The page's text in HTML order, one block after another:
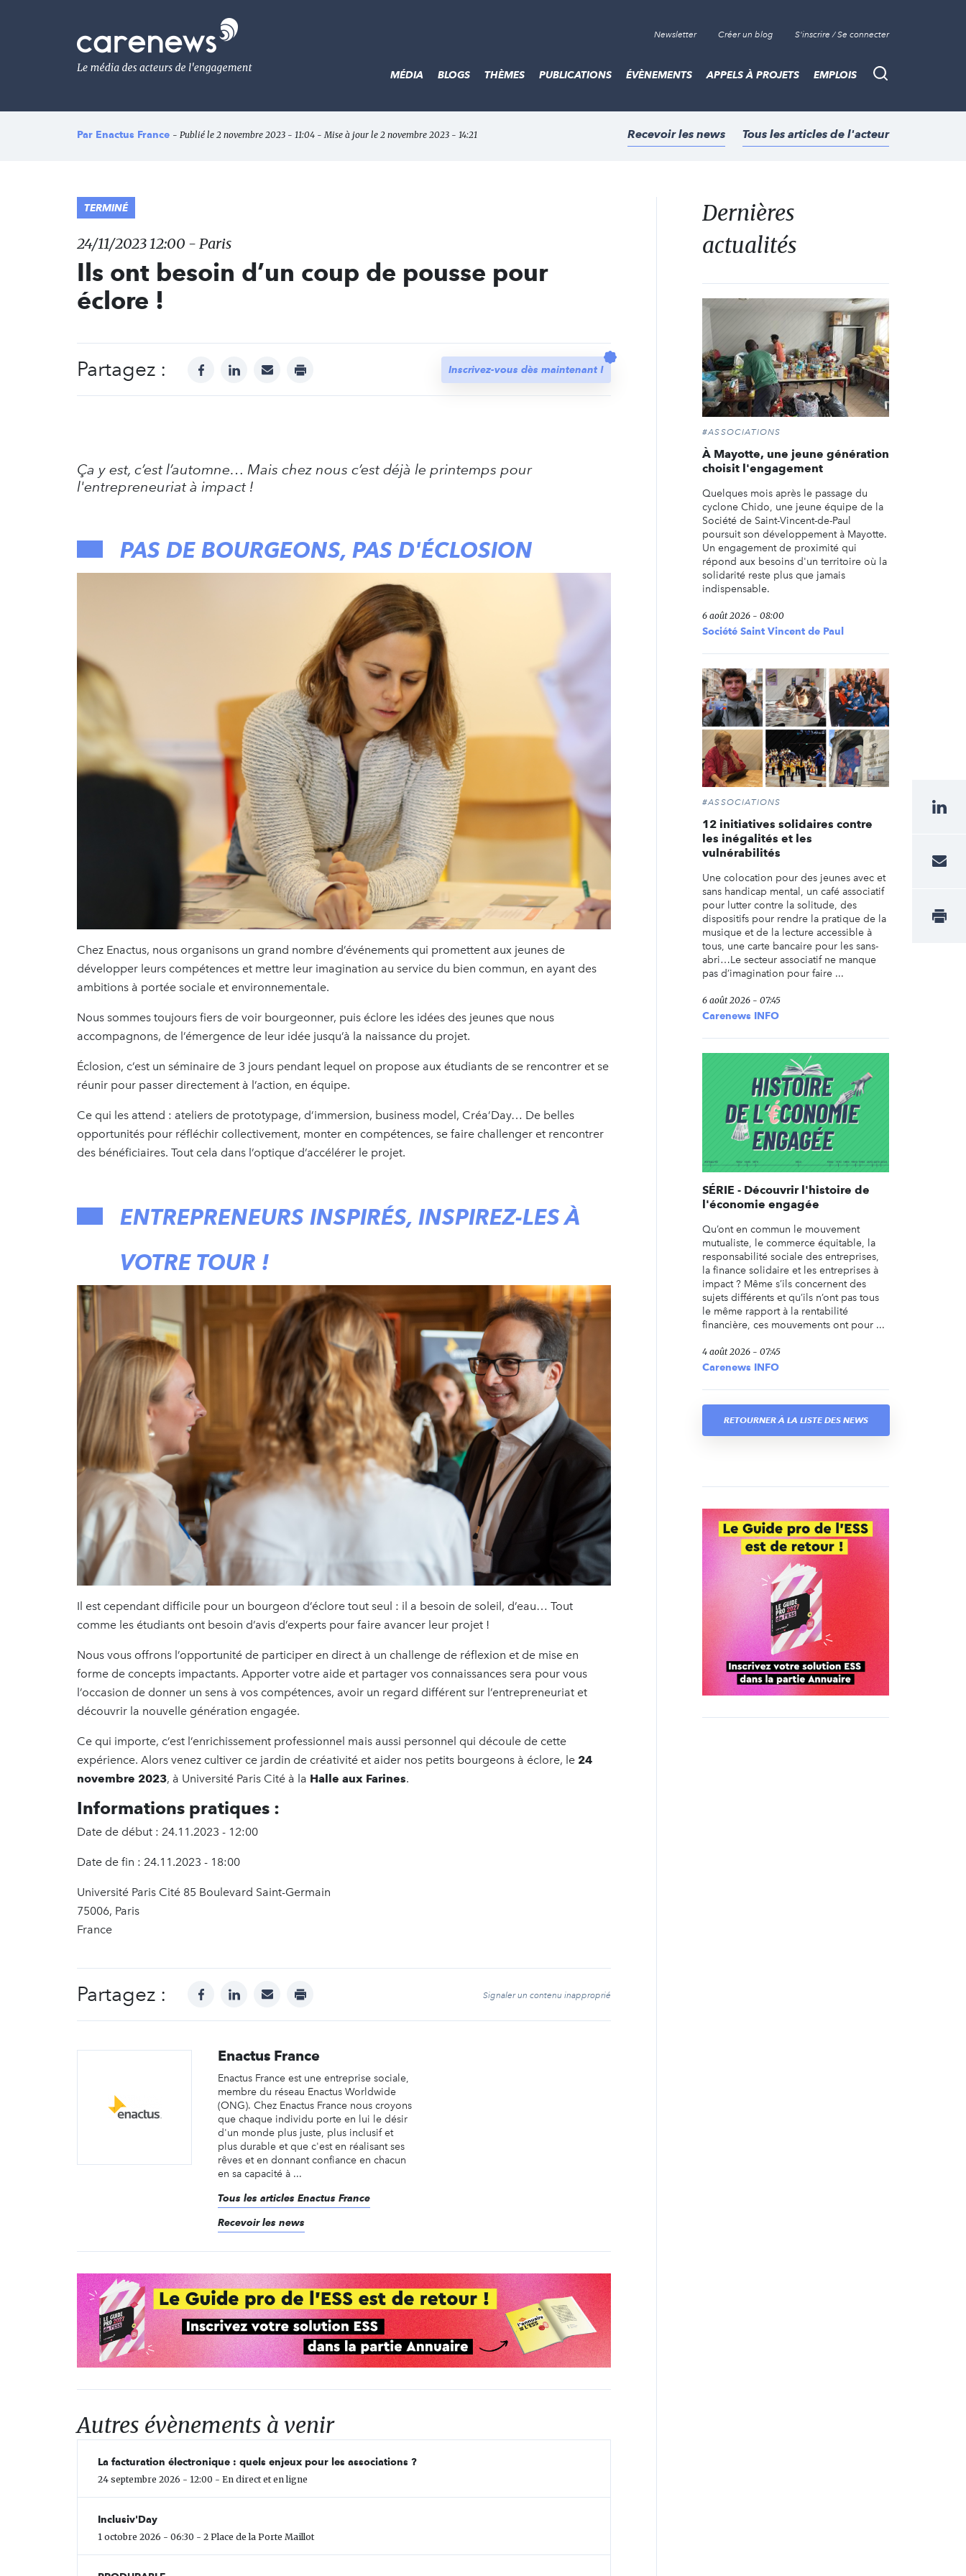
Le
média
de
l'engagement
Newsletter Créer un blog S'inscrire / Se connecter
Recherche
MÉDIA BLOGS THÈMES PUBLICATIONS ÉVÈNEMENTS APPELS À PROJETS EMPLOIS
Par Enactus France - Publié le 2 novembre 2023 - 11:04 - Mise à jour le 2 novembre 2023 - 14:21 Recevoir les news Tous les articles de l'acteur
TERMINÉ
24/11/2023 12:00 - Paris
Ils ont besoin d’un coup de pousse pour
éclore !
Partagez : facebooklinkedinmail print Inscrivez-vous dès maintenant !
Ça y est, c’est l’automne… Mais chez nous c’est déjà le printemps pour
l'entrepreneuriat à impact !
PAS DE BOURGEONS, PAS D'ÉCLOSION
Chez Enactus, nous organisons un grand nombre d’événements qui promettent aux jeunes de
développer leurs compétences et mettre leur imagination au service du bien commun, en ayant des
ambitions à portée sociale et environnementale.
Nous sommes toujours fiers de voir bourgeonner, puis éclore les idées des jeunes que nous
accompagnons, de l’émergence de leur idée jusqu’à la naissance du projet.
Éclosion, c’est un séminaire de 3 jours pendant lequel on propose aux étudiants de se rencontrer et se
réunir pour passer directement à l’action, en équipe.
Ce qui les attend : ateliers de prototypage, d’immersion, business model, Créa’Day… De belles
opportunités pour réfléchir collectivement, monter en compétences, se faire challenger et rencontrer
des bénéficiaires. Tout cela dans l’optique d’accélérer le projet.
ENTREPRENEURS INSPIRÉS, INSPIREZ-LES À
VOTRE TOUR !
Il est cependant difficile pour un bourgeon d’éclore tout seul : il a besoin de soleil, d’eau… Tout
comme les étudiants ont besoin d’avis d’experts pour faire avancer leur projet !
Nous vous offrons l’opportunité de participer en direct à un challenge de réflexion et de mise en
forme de concepts impactants. Apporter votre aide et partager vos connaissances sera pour vous
l’occasion de donner un sens à vos compétences, avoir un regard différent sur l’entrepreneuriat et
découvrir la nouvelle génération engagée.
Ce qui importe, c’est l’enrichissement professionnel mais aussi personnel qui découle de cette
expérience. Alors venez cultiver ce jardin de créativité et aider nos petits bourgeons à éclore, le 24
novembre 2023, à Université Paris Cité à la Halle aux Farines.
Informations pratiques :
Date de début : 24.11.2023 - 12:00
Date de fin : 24.11.2023 - 18:00
Université Paris Cité 85 Boulevard Saint-Germain
75006, Paris
France
Partagez : facebooklinkedinmail print Signaler un contenu inapproprié
Enactus France
Enactus France est une entreprise sociale,
membre du réseau Enactus Worldwide
(ONG). Chez Enactus France nous croyons
que chaque individu porte en lui le désir
d'un monde plus juste, plus inclusif et
plus durable et que c'est en réalisant ses
rêves et en donnant confiance en chacun
en sa capacité à ...
Tous les articles Enactus France
Recevoir les news
Autres évènements à venir
La facturation électronique : quels enjeux pour les associations ?
24 septembre 2026 - 12:00 - En direct et en ligne
Inclusiv'Day
1 octobre 2026 - 06:30 - 2 Place de la Porte Maillot
Dernières
actualités
#ASSOCIATIONS
À Mayotte, une jeune génération
choisit l'engagement
Quelques mois après le passage du
cyclone Chido, une jeune équipe de la
Société de Saint-Vincent-de-Paul
poursuit son développement à Mayotte.
Un engagement de proximité qui
répond aux besoins d'un territoire où la
solidarité reste plus que jamais
indispensable.
6 août 2026 - 08:00
Société Saint Vincent de Paul
#ASSOCIATIONS
12 initiatives solidaires contre
les inégalités et les
vulnérabilités
Une colocation pour des jeunes avec et
sans handicap mental, un café associatif
pour lutter contre la solitude, des
dispositifs pour rendre la pratique de la
musique et de la lecture accessible à
tous, une carte bancaire pour les sans-
abri…Le secteur associatif ne manque
pas d’imagination pour faire ...
6 août 2026 - 07:45
Carenews INFO
SÉRIE - Découvrir l'histoire de
l'économie engagée
Qu’ont en commun le mouvement
mutualiste, le commerce équitable, la
responsabilité sociale des entreprises,
la finance solidaire et les entreprises à
impact ? Même s’ils concernent des
sujets différents et qu’ils n’ont pas tous
le même rapport à la rentabilité
financière, ces mouvements ont pour ...
4 août 2026 - 07:45
Carenews INFO
RETOURNER À LA LISTE DES NEWS